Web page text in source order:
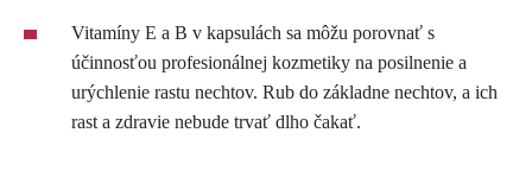
Vitamíny E a B v kapsulách sa môžu porovnať s
účinnosťou profesionálnej kozmetiky na posilnenie a
urýchlenie rastu nechtov. Rub do základne nechtov, a ich
rast a zdravie nebude trvať dlho čakať.